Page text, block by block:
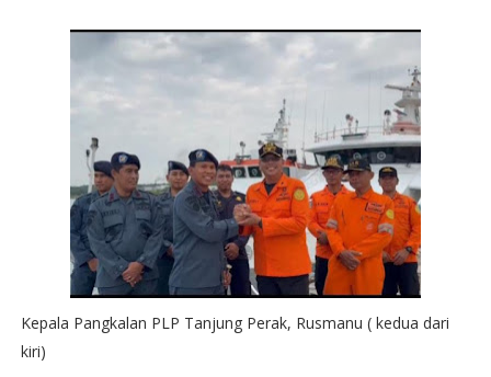
Kepala Pangkalan PLP Tanjung Perak, Rusmanu ( kedua dari
kiri)